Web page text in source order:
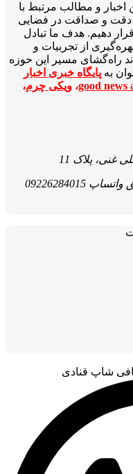
اخبار و مطالب مرتبط با
دقت و صداقت در فضایی
دهیم. هدف ما تبادل
از تجربیات و
راه‌گشای مسیر این حوزه
به پایگاه خبری اخبار
good news، ویکی چرم،
غنی، پلاک 11